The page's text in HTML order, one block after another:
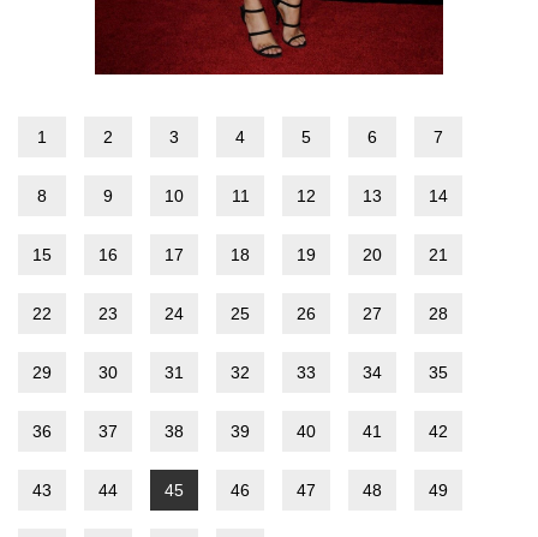
1 2 3 4 5 6 7
8 9 10 11 12 13 14
15 16 17 18 19 20 21
22 23 24 25 26 27 28
29 30 31 32 33 34 35
36 37 38 39 40 41 42
43 44 45 46 47 48 49